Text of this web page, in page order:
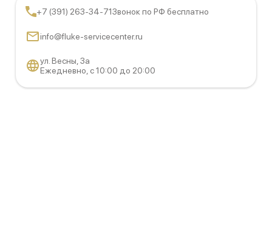
+7 (391) 263-34-71Звонок по РФ бесплатно
info@fluke-servicecenter.ru
ул. Весны, 3а
Ежедневно, с 10:00 до 20:00